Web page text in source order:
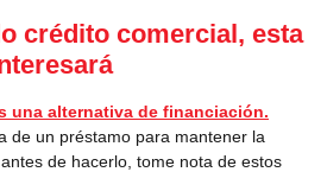
crédito comercial, esta
de un préstamo para mantener la
de hacerlo, tome nota de estos